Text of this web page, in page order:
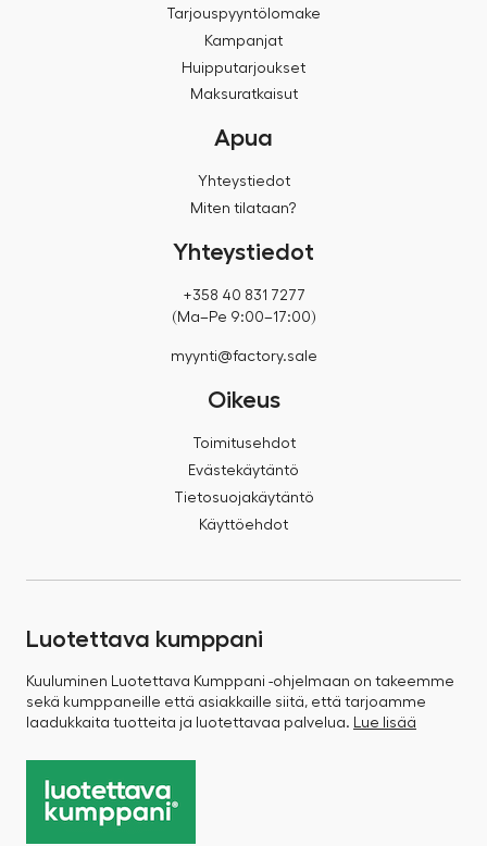
Tarjouspyyntölomake
Kampanjat
Huipputarjoukset
Maksuratkaisut
Apua
Yhteystiedot
Miten tilataan?
Yhteystiedot
+358 40 831 7277
(Ma–Pe 9:00–17:00)
myynti@factory.sale
Oikeus
Toimitusehdot
Evästekäytäntö
Tietosuojakäytäntö
Käyttöehdot
Luotettava kumppani
Kuuluminen Luotettava Kumppani -ohjelmaan on takeemme
sekä kumppaneille että asiakkaille siitä, että tarjoamme
laadukkaita tuotteita ja luotettavaa palvelua.
Lue lisää